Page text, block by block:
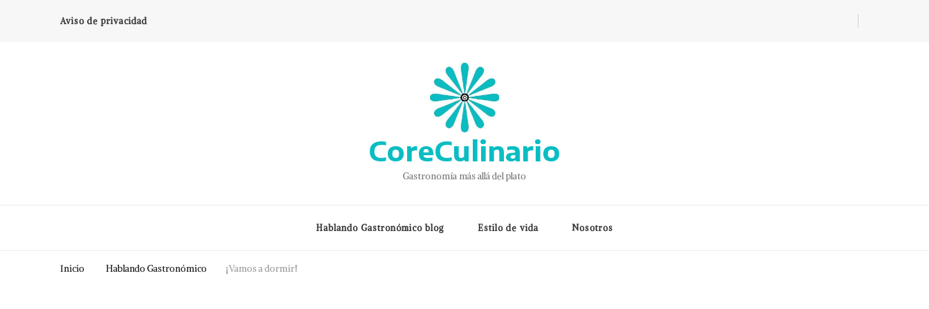
Aviso de privacidad
CoreCulinario
Gastronomía más allá del plato
Hablando Gastronómico blog Estilo de vida Nosotros
Inicio Hablando Gastronómico ¡Vamos a dormir!